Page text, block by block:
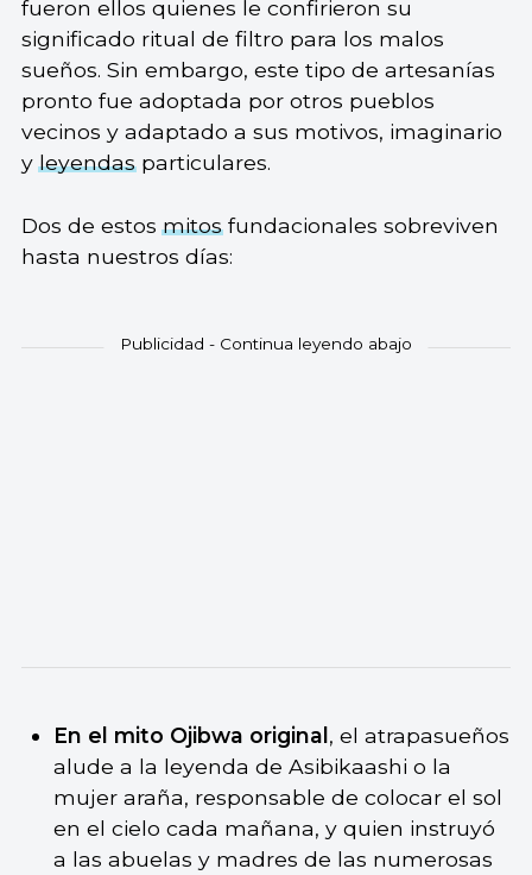
fueron ellos quienes le confirieron su
significado ritual de filtro para los malos
sueños. Sin embargo, este tipo de artesanías
pronto fue adoptada por otros pueblos
vecinos y adaptado a sus motivos, imaginario
yleyendasparticulares.
Dos de estosmitosfundacionales sobreviven
hasta nuestros días:
En el mito Ojibwa original, el atrapasueños
alude a la leyenda de Asibikaashi o la
mujer araña, responsable de colocar el sol
en el cielo cada mañana, y quien instruyó
a las abuelas y madres de las numerosas